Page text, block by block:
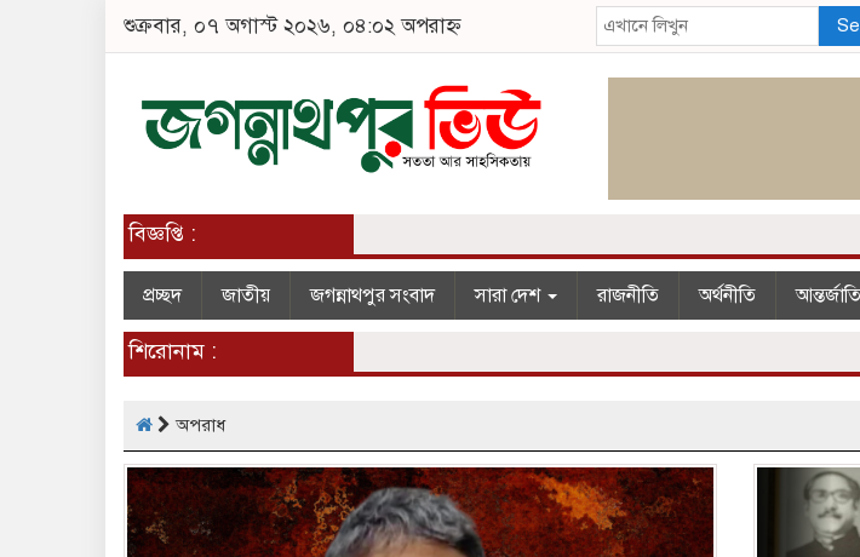
শুক্রবার, ০৭ অগাস্ট ২০২৬, ০৪:০২ অপরাহ্ন
বিজ্ঞপ্তি :
প্রচ্ছদ জাতীয় জগন্নাথপুর সংবাদ সারা দেশ রাজনীতি অর্থনীতি
শিরোনাম :
অপরাধ